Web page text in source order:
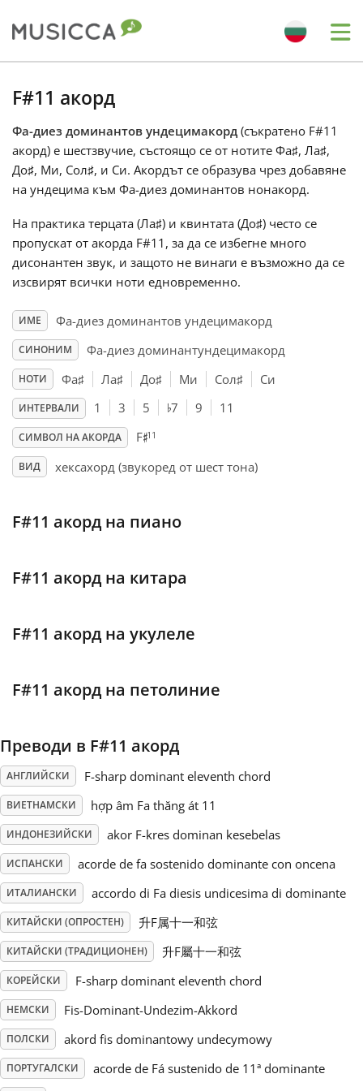
Български
Dansk
Deutsch
Español
Français
한국어
Русский
Svenska
Tiếng Việt
Türkçe
简体中文
繁體中文
F#11 акорд
Фа-диез доминантов ундецимакорд (съкратено F#11
акорд) е шестзвучие, състоящо се от нотите Фа♯, Ла♯,
До♯, Ми, Сол♯, и Си. Акордът се образува чрез добавяне
на ундецима към Фа-диез доминантов нонакорд.
На практика терцата (Ла♯) и квинтата (До♯) често се
пропускат от акорда F#11, за да се избегне много
дисонантен звук, и защото не винаги е възможно да се
изсвирят всички ноти едновременно.
ИМЕ Фа-диез доминантов ундецимакорд
СИНОНИМ Фа-диез доминантундецимакорд
НОТИ Фа♯ Ла♯ До♯ Ми Сол♯ Си
ИНТЕРВАЛИ 1 3 5 ♭7 9 11
СИМВОЛ НА АКОРДА F♯11
ВИД хексахорд (звукоред от шест тона)
F#11 акорд на пиано
F#11 акорд на китара
F#11 акорд на укулеле
F#11 акорд на петолиние
Преводи в F#11 акорд
АНГЛИЙСКИ F-sharp dominant eleventh chord
ВИЕТНАМСКИ hợp âm Fa thăng át 11
ИНДОНЕЗИЙСКИ akor F-kres dominan kesebelas
ИСПАНСКИ acorde de fa sostenido dominante con oncena
ИТАЛИАНСКИ accordo di Fa diesis undicesima di dominante
КИТАЙСКИ (ОПРОСТЕН) 升F属十一和弦
КИТАЙСКИ (ТРАДИЦИОНЕН) 升F屬十一和弦
КОРЕЙСКИ F-sharp dominant eleventh chord
НЕМСКИ Fis-Dominant-Undezim-Akkord
ПОЛСКИ akord fis dominantowy undecymowy
ПОРТУГАЛСКИ acorde de Fá sustenido de 11ª dominante